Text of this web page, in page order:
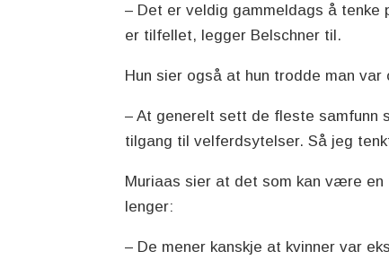
– Det er veldig gammeldags å tenke
er tilfellet, legger Belschner til.
Hun sier også at hun trodde man
– At generelt sett de fleste samfunn
tilgang til velferdsytelser. Så jeg
Muriaas sier at det som kan være en
lenger:
– De mener kanskje at kvinner var